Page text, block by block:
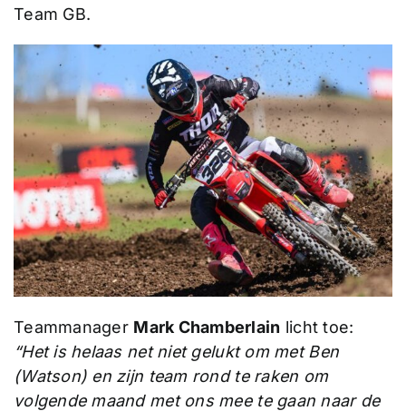
Team GB.
Teammanager Mark Chamberlain licht toe:
“Het is helaas net niet gelukt om met Ben
(Watson) en zijn team rond te raken om
volgende maand met ons mee te gaan naar de